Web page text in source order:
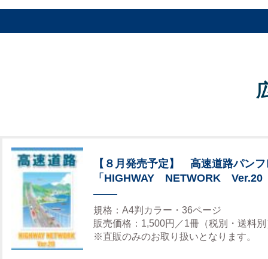
【８月発売予定】 高速道路パンフ
「HIGHWAY NETWORK Ver.20
規格：A4判カラー・36ページ
販売価格：1,500円／1冊（税別・送料別
※直販のみのお取り扱いとなります。